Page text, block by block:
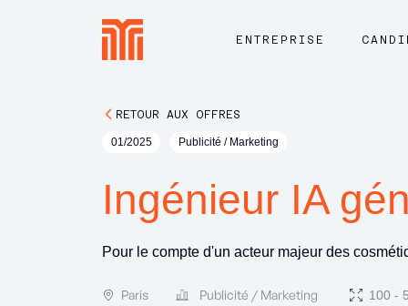
ENTREPRISE
RETOUR AUX OFFRES
01/2025 Publicité / Marketing
Ingénieur IA
Pour le compte d'un acteur majeur des
Paris Publicité / Marketing 100 -